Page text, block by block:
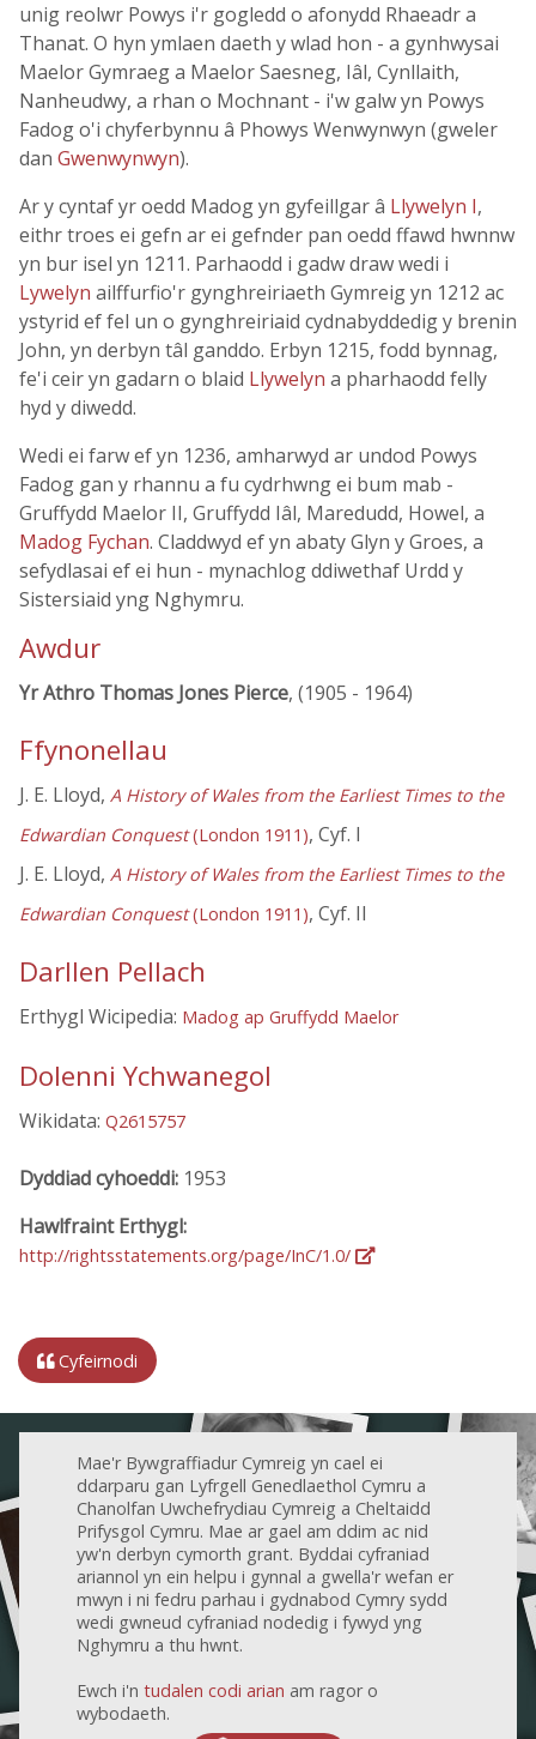
unig reolwr Powys i'r gogledd o afonydd Rhaeadr a
Thanat. O hyn ymlaen daeth y wlad hon - a gynhwysai
Maelor Gymraeg a Maelor Saesneg, Iâl, Cynllaith,
Nanheudwy, a rhan o Mochnant - i'w galw yn Powys
Fadog o'i chyferbynnu â Phowys Wenwynwyn (gweler
dan Gwenwynwyn).
Ar y cyntaf yr oedd Madog yn gyfeillgar â Llywelyn I,
eithr troes ei gefn ar ei gefnder pan oedd ffawd hwnnw
yn bur isel yn 1211. Parhaodd i gadw draw wedi i
Lywelyn ailffurfio'r gynghreiriaeth Gymreig yn 1212 ac
ystyrid ef fel un o gynghreiriaid cydnabyddedig y brenin
John, yn derbyn tâl ganddo. Erbyn 1215, fodd bynnag,
fe'i ceir yn gadarn o blaid Llywelyn a pharhaodd felly
hyd y diwedd.
Wedi ei farw ef yn 1236, amharwyd ar undod Powys
Fadog gan y rhannu a fu cydrhwng ei bum mab -
Gruffydd Maelor II, Gruffydd Iâl, Maredudd, Howel, a
Madog Fychan. Claddwyd ef yn abaty Glyn y Groes, a
sefydlasai ef ei hun - mynachlog ddiwethaf Urdd y
Sistersiaid yng Nghymru.
Awdur
Yr Athro Thomas Jones Pierce, (1905 - 1964)
Ffynonellau
J. E. Lloyd, A History of Wales from the Earliest Times to the
Edwardian Conquest(London 1911), Cyf. I
J. E. Lloyd, A History of Wales from the Earliest Times to the
Edwardian Conquest(London 1911), Cyf. II
Darllen Pellach
Erthygl Wicipedia: Madog ap Gruffydd Maelor
Dolenni Ychwanegol
Wikidata: Q2615757
Dyddiad cyhoeddi: 1953
Hawlfraint Erthygl:
http://rightsstatements.org/page/InC/1.0/
Cyfeirnodi
Mae'r Bywgraffiadur Cymreig yn cael ei
ddarparu gan Lyfrgell Genedlaethol Cymru a
Chanolfan Uwchefrydiau Cymreig a Cheltaidd
Prifysgol Cymru. Mae ar gael am ddim ac nid
yw'n derbyn cymorth grant. Byddai cyfraniad
ariannol yn ein helpu i gynnal a gwella'r wefan er
mwyn i ni fedru parhau i gydnabod Cymry sydd
wedi gwneud cyfraniad nodedig i fywyd yng
Nghymru a thu hwnt.
Ewch i'n tudalen codi arian am ragor o
wybodaeth.